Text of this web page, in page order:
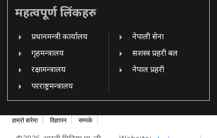
महत्वपूर्ण लिंकहरु
प्रधानमन्त्री कार्यालय
गृहमन्त्रालय
रक्षामन्त्रालय
परराष्ट्रमन्त्रालय
नेपाली सेना
सशस्त्र प्रहरी बल
नेपाल प्रहरी
हाम्रो बारेमा विज्ञापन सम्पर्क